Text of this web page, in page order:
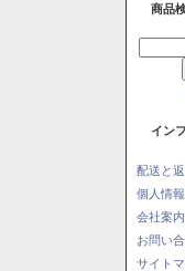
商品
インフ
配送と
個人情
会社案内
お問い
サイト